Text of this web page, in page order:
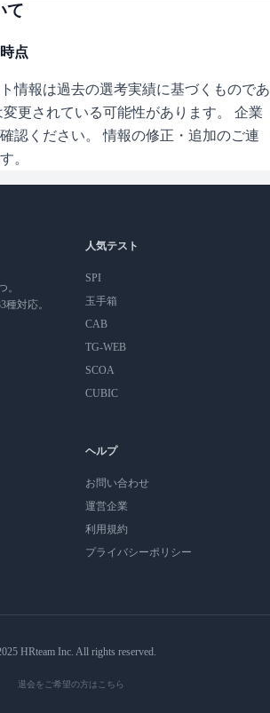
て
時点
情報は過去の選考実績に基づくものであ
更されている可能性があります。 企業
認ください。 情報の修正・追加のご連
。
。
対応。
人気テスト
SPI
玉手箱
CAB
TG-WEB
SCOA
CUBIC
ヘルプ
お問い合わせ
運営企業
利用規約
プライバシーポリシー
HRteam Inc. All rights reserved.
退会をご希望の方はこちら